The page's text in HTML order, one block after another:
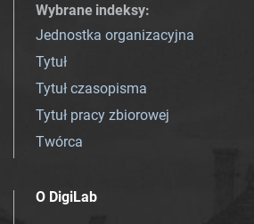
Wybrane indeksy:
Jednostka organizacyjna
Tytuł
Tytuł czasopisma
Tytuł pracy zbiorowej
Twórca
O DigiLab